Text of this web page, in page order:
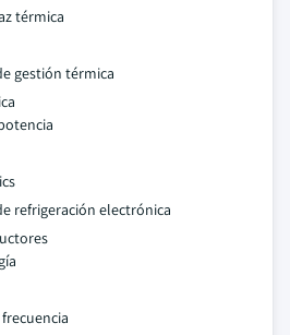
térmica
gestión térmica
refrigeración electrónica